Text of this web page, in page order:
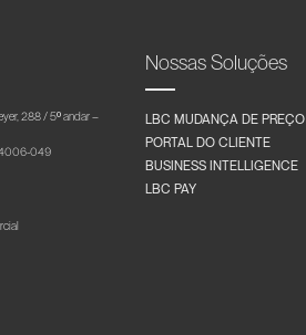
288 / 5º andar –
049
Nossas Soluções
LBC MUDANÇA DE PREÇO
PORTAL DO CLIENTE
BUSINESS INTELLIGENCE
LBC PAY